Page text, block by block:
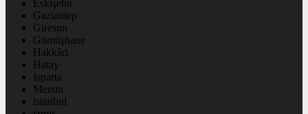
Eskişehir
Gaziantep
Giresun
Gümüşhane
Hakkâri
Hatay
Isparta
Mersin
istanbul